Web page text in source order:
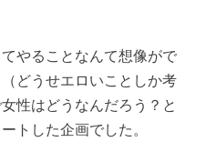
やることなんて想像がで
どうせエロいことしか考
性はどうなんだろう？と
トした企画でした。